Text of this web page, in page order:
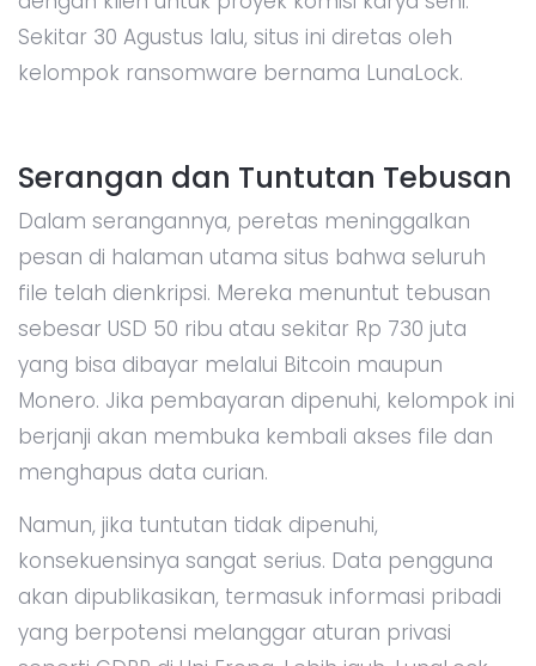
Sekitar 30 Agustus lalu, situs ini diretas oleh
kelompok ransomware bernama LunaLock.
Serangan dan Tuntutan Tebusan
Dalam serangannya, peretas meninggalkan
pesan di halaman utama situs bahwa seluruh
file telah dienkripsi. Mereka menuntut tebusan
sebesar USD 50 ribu atau sekitar Rp 730 juta
yang bisa dibayar melalui Bitcoin maupun
Monero. Jika pembayaran dipenuhi, kelompok ini
berjanji akan membuka kembali akses file dan
menghapus data curian.
Namun, jika tuntutan tidak dipenuhi,
konsekuensinya sangat serius. Data pengguna
akan dipublikasikan, termasuk informasi pribadi
yang berpotensi melanggar aturan privasi